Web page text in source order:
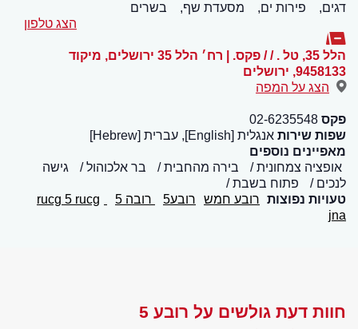
דגים, פירות ים, מסעדת שף,
בשרים
הצג טלפון
הלל 35, טל . / / פקס. | רח׳ הלל 35 ירושלים, מיקוד
9458133
, ירושלים
הצג על המפה
פקס 02-6235548
שפות שירות אנגלית [English], עברית [Hebrew]
מאפיינים נוספים
אופציה צמחונית
בירה מהחבית בר אלכוהול
גישה
לנכים
פתוח בשבת
טעויות נפוצות רובע חמש רובע5 רובה 5
rucg
jna
חוות דעת גולשים על רובע 5